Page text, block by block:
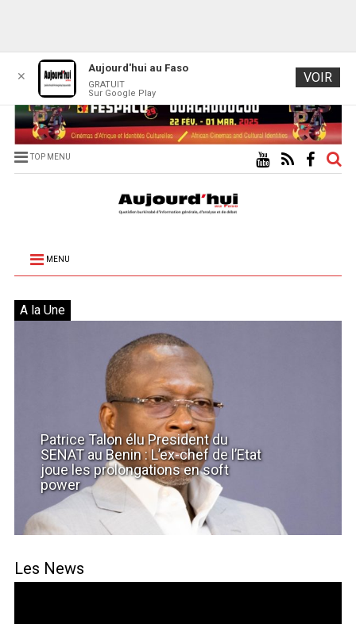
TOP MENU
MENU
A la Une
Patrice Talon élu President du
SENAT au Benin : L’ex-chef de l’Etat
joue les prolongations en soft
power
Les News
✕
Aujourd'hui au Faso
GRATUIT
Sur Google Play
VOIR